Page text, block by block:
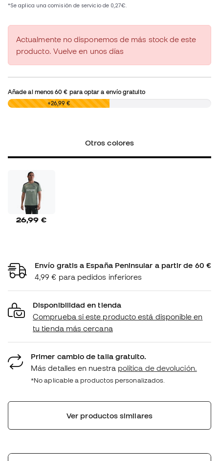
Actualmente no disponemos de más stock de este
producto. Vuelve en unos días
Añade al menos60 € para optar a envío gratuito
0,00 € +26,99 €
Otros colores
26,99 €
Envío gratis a España Peninsular a partir de 60 €
4,99 € para pedidos inferiores
Disponibilidad en tienda
Comprueba si este producto está disponible en
tu tienda más cercana
Primer cambio de talla gratuito.
Más detalles en nuestra política de devolución.
*No aplicable a productos personalizados.
Ver productos similares